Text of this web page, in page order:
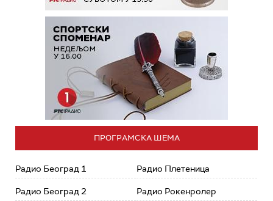
ПРОГРАМСКА ШЕМА
Радио Београд 1
Радио Београд 2
Радио Плетеница
Радио Рокенролер